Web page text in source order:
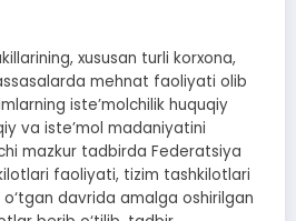
xususan turli korxona,
mehnat faoliyati olib
iste’molchilik huquqiy
va iste’mol madaniyatini
mazkur tadbirda Federatsiya
faoliyati, tizim tashkilotlari
davrida amalga oshirilgan